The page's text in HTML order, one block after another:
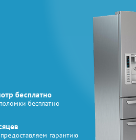
бесплатно
бесплатно
гарантию